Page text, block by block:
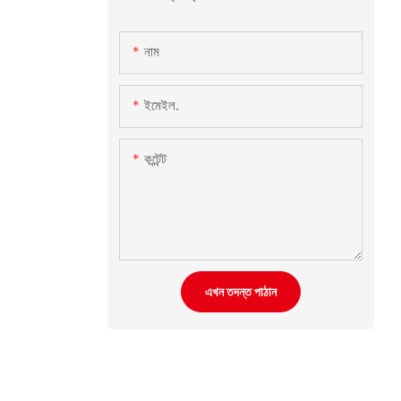
নাম
ইমেইল.
কন্টেন্ট
এখন তদন্ত পাঠান